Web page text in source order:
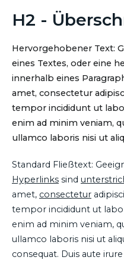
H2 -
Hervorgehobener Text:
eines Textes, oder eine
innerhalb eines
amet, consectetur
tempor incididunt ut
enim ad minim veniam,
ullamco laboris nisi ut
Standard Fließtext:
Hyperlinks sind
amet, consectetur
tempor incididunt ut
enim ad minim veniam,
ullamco laboris nisi ut
consequat. Duis aute